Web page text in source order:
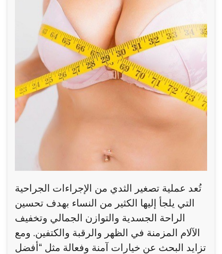
تُعد عملية تصغير الثدي من الإجراءات الجراحية
التي يلجأ إليها الكثير من النساء بهدف تحسين
الراحة الجسدية والتوازن الجمالي وتخفيف
الآلام المزمنة في الظهر والرقبة والكتفين. ومع
تزايد البحث عن خيارات آمنة وفعالة مثل “أفضل